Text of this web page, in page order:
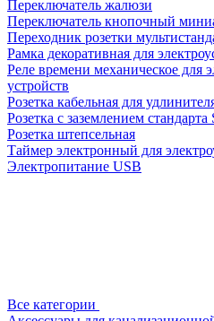
Переключатель жалюзи
Переключатель кнопочный
Переходник розетки
Рамка декоративная для
Реле времени механическое для
устройств
Розетка кабельная для
Розетка с заземлением
Розетка штепсельная
Таймер электронный для
Электропитание USB
Все категории